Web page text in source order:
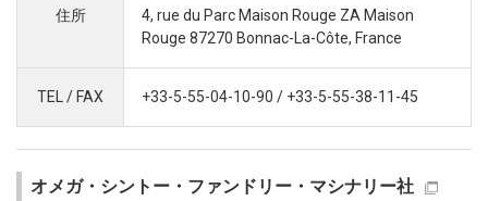
住所
4, rue du Parc Maison Rouge ZA Maison
Rouge 87270 Bonnac-La-Côte, France
TEL / FAX +33-5-55-04-10-90 / +33-5-55-38-11-45
オメガ・シントー・ファンドリー・マシナリー社